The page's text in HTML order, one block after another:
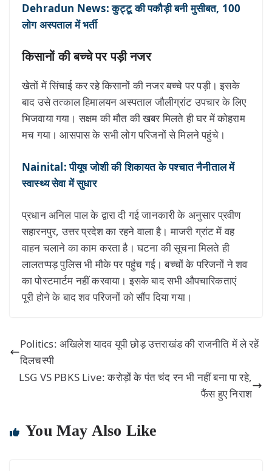
Dehradun News: कुट्टू की पकौड़ी बनी मुसीबत, 100
लोग अस्पताल में भर्ती
किसानों की बच्चे पर पड़ी नजर
खेतों में सिंचाई कर रहे किसानों की नजर बच्चे पर पड़ी। इसके
बाद उसे तत्काल हिमालयन अस्पताल जौलीग्रांट उपचार के लिए
भिजवाया गया। सक्षम की मौत की खबर मिलते ही घर में कोहराम
मच गया। आसपास के सभी लोग परिजनों से मिलने पहुंचे।
Nainital: पीयूष जोशी की शिकायत के पश्चात नैनीताल में
स्वास्थ्य सेवा में सुधार
प्रधान अनिल पाल के द्वारा दी गई जानकारी के अनुसार प्रवीण
सहारनपुर, उत्तर प्रदेश का रहने वाला है। माजरी ग्रांट में वह
वाहन चलाने का काम करता है। घटना की सूचना मिलते ही
लालतप्पड़ पुलिस भी मौके पर पहुंच गई। बच्चों के परिजनों ने शव
का पोस्टमार्टम नहीं करवाया। इसके बाद सभी औपचारिकताएं
पूरी होने के बाद शव परिजनों को सौंप दिया गया।
Politics: अखिलेश यादव यूपी छोड़ उत्तराखंड की राजनीति में ले रहें
दिलचस्पी
LSG VS PBKS Live: करोड़ों के पंत चंद रन भी नहीं बना पा रहे,
फैंस हुए निराश
You May Also Like